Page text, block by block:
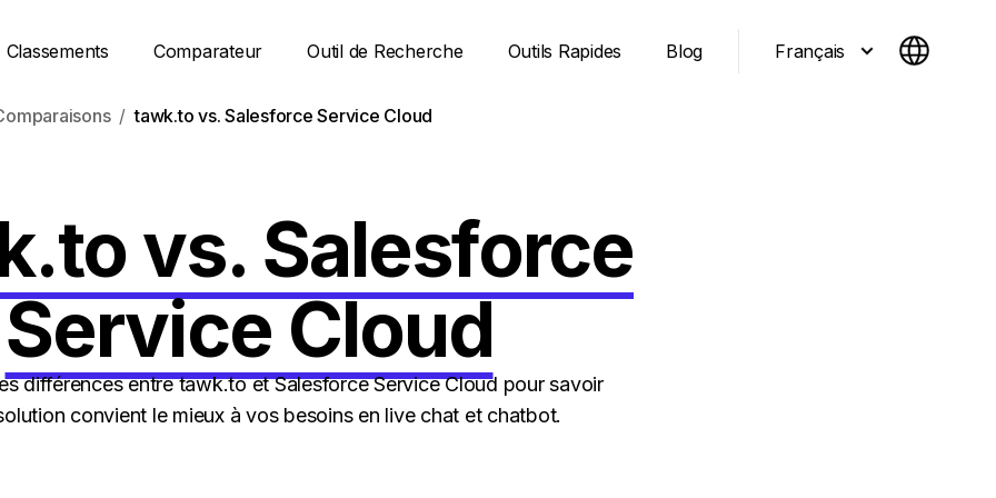
Classements Comparateur Outil de Recherche Outils Rapides Blog Français
tawk.to vs. Salesforce Service Cloud
vs. Salesforce
Service Cloud
différences entre tawk.to et Salesforce Service Cloud pour savoir
convient le mieux à vos besoins en live chat et chatbot.